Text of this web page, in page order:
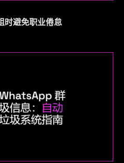
时避免职业倦怠